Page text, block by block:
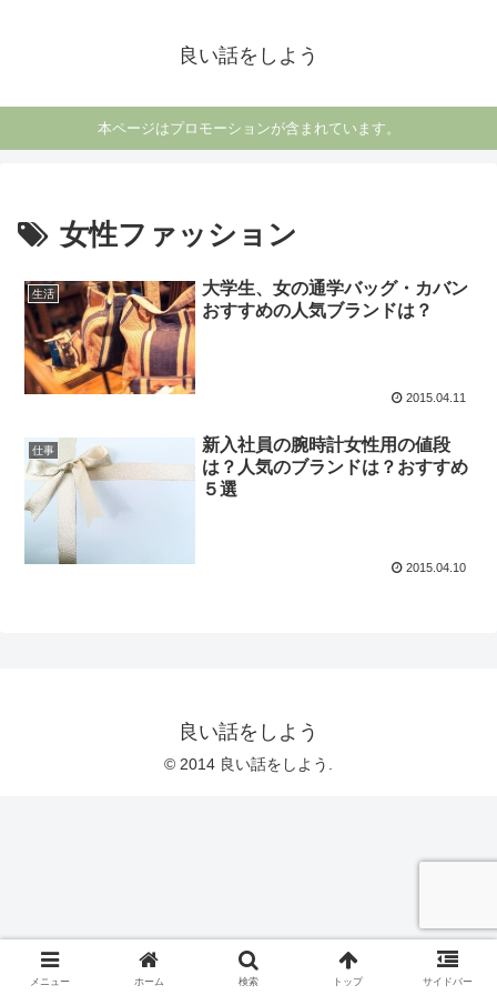
良い話をしよう
本ページはプロモーションが含まれています。
女性ファッション
生活
大学生、女の通学バッグ・カバン
おすすめの人気ブランドは？
2015.04.11
仕事
新入社員の腕時計女性用の値段
は？人気のブランドは？おすすめ
５選
2015.04.10
良い話をしよう
© 2014 良い話をしよう.
メニュー ホーム 検索 トップ サイドバー